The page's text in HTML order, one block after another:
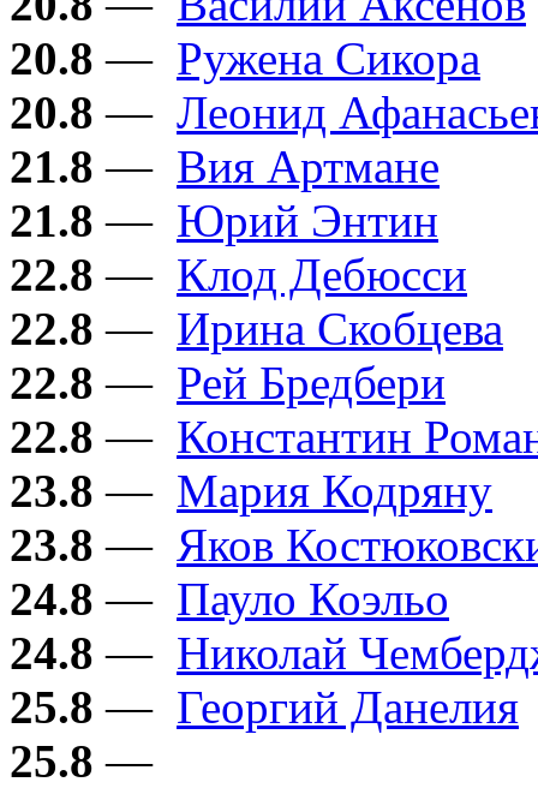
20.8 — Ружена Сикора
20.8 — Леонид
21.8 — Вия Артмане
21.8 — Юрий Энтин
22.8 — Клод Дебюсси
22.8 — Ирина Скобцева
22.8 — Рей Бредбери
22.8 — Константин
23.8 — Мария Кодряну
23.8 — Яков
24.8 — Пауло Коэльо
24.8 — Николай
25.8 — Георгий Данелия
25.8 —